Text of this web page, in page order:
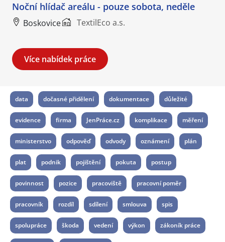
Noční hlídač areálu - pouze sobota, neděle
Boskovice TextilEco a.s.
Více nabídek práce
data dočasné přidělení dokumentace důležité
evidence firma JenPráce.cz komplikace měření
ministerstvo odpověď odvody oznámení plán
plat podnik pojištění pokuta postup
povinnost pozice pracoviště pracovní poměr
pracovník rozdíl sdílení smlouva spis
spolupráce škoda vedení výkon zákoník práce